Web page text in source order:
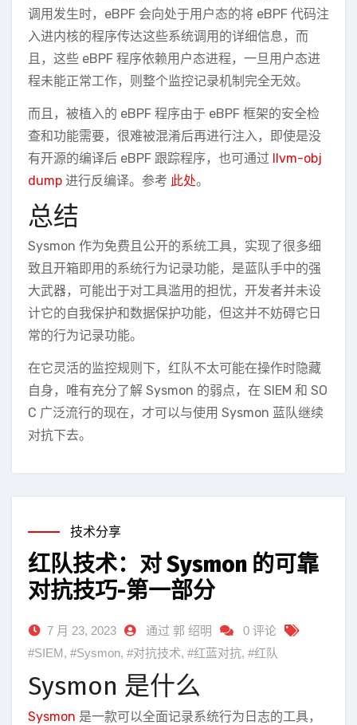
调用发生时，eBPF 会向处于用户态的将 eBPF 代码注
入进内核的程序传达这些系统调用的详细信息，而
且，这些 eBPF 程序依赖用户态进程，一旦用户态进
程未能正常工作，则整个监控记录机制完全无效。
而且，被植入的 eBPF 程序由于 eBPF 框架的安全检
查和功能需要，很难被混淆后再进行注入，即使是没
有开源的编译后 eBPF 跟踪程序，也可通过 llvm-obj
dump 进行反编译。参考 此处。
总结
Sysmon 作为免费且公开的系统工具，实现了很多细
致且开箱即用的系统行为记录功能，是蓝队手中的强
大武器，可能出于对工具滥用的担忧，开发者并未设
计它的自我保护和数据保护功能，但这并不妨碍它日
常的行为记录功能。
在它灵活的监控规则下，红队不太可能在操作时隐藏
自身，唯有充分了解 Sysmon 的弱点，在 SIEM 和 SO
C 广泛流行的现在，才可以与使用 Sysmon 蓝队继续
对抗下去。
技术分享
红队技术：对 Sysmon 的可靠
对抗技巧-第一部分
7 月 23, 2023 通过 郭 绍明
0 评论
#SIEM, #Sysmon, #对抗技术, #红蓝对抗, #红队
Sysmon 是什么
Sysmon 是一款可以全面记录系统行为日志的工具，